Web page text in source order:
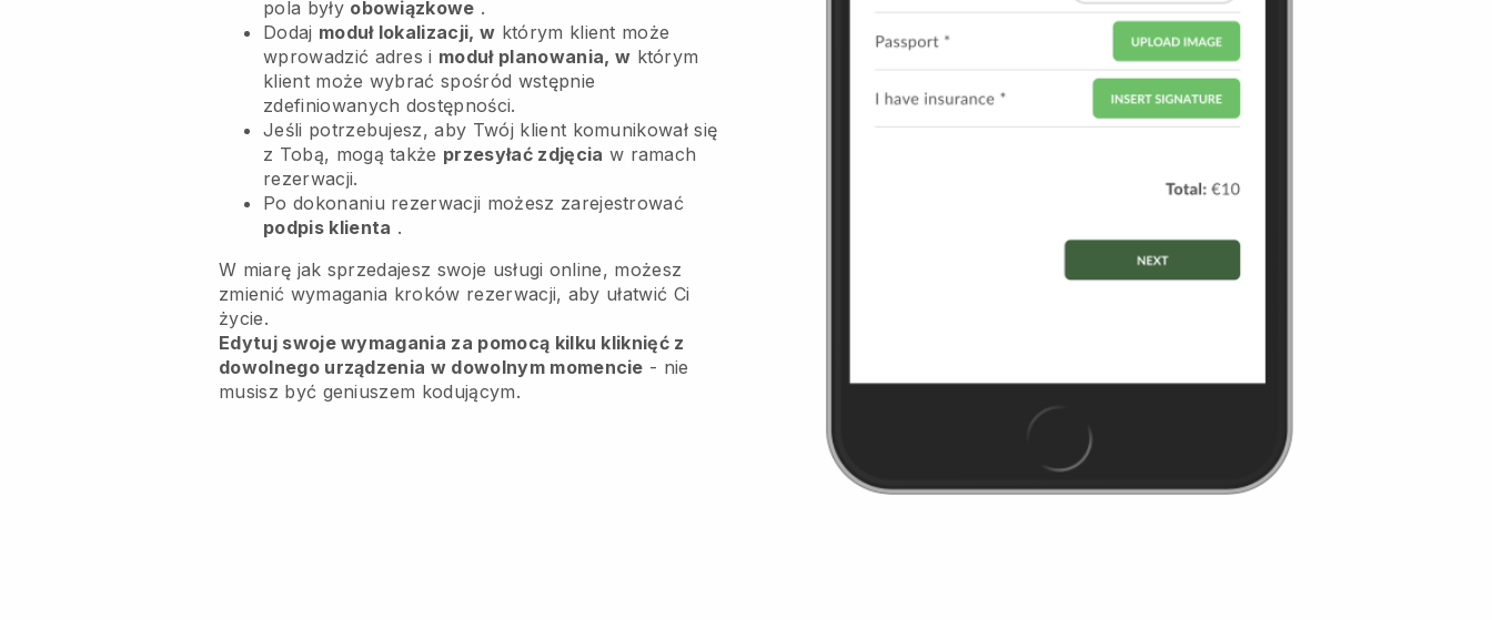
pola były obowiązkowe .
Dodaj moduł lokalizacji, w którym klient może
wprowadzić adres i moduł planowania, w którym
klient może wybrać spośród wstępnie
zdefiniowanych dostępności.
Jeśli potrzebujesz, aby Twój klient komunikował się
z Tobą, mogą także przesyłać zdjęcia w ramach
rezerwacji.
Po dokonaniu rezerwacji możesz zarejestrować
podpis klienta .
W miarę jak sprzedajesz swoje usługi online, możesz
zmienić wymagania kroków rezerwacji, aby ułatwić Ci
życie.
Edytuj swoje wymagania za pomocą kilku kliknięć z
dowolnego urządzenia w dowolnym momencie - nie
musisz być geniuszem kodującym.